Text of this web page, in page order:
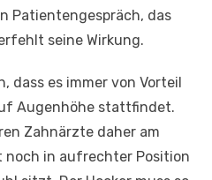
Patientengespräch, das
seine Wirkung.
dass es immer von Vorteil
Augenhöhe stattfindet.
Zahnärzte daher am
noch in aufrechter Position